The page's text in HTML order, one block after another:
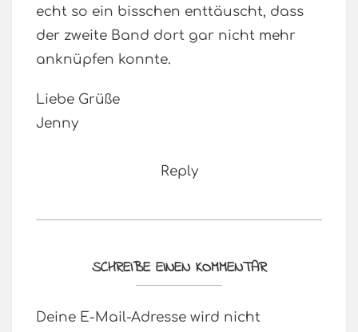
echt so ein bisschen enttäuscht, dass
der zweite Band dort gar nicht mehr
anknüpfen konnte.
Liebe Grüße
Jenny
Reply
SCHREIBE EINEN KOMMENTAR
Deine E-Mail-Adresse wird nicht